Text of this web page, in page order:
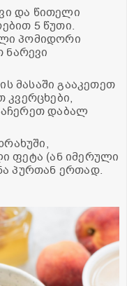
და წითელი
5 წუთი.
პომიდორი
ნარევი
მასაში გააკეთეთ
კვერცხები,
დაბალ
ფეტა (ან იმერული
პურთან ერთად.